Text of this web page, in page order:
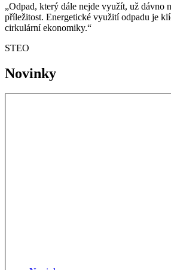
„Odpad, který dále nejde využít, už dávno
příležitost. Energetické využití odpadu je
cirkulární ekonomiky.“
STEO
Novinky